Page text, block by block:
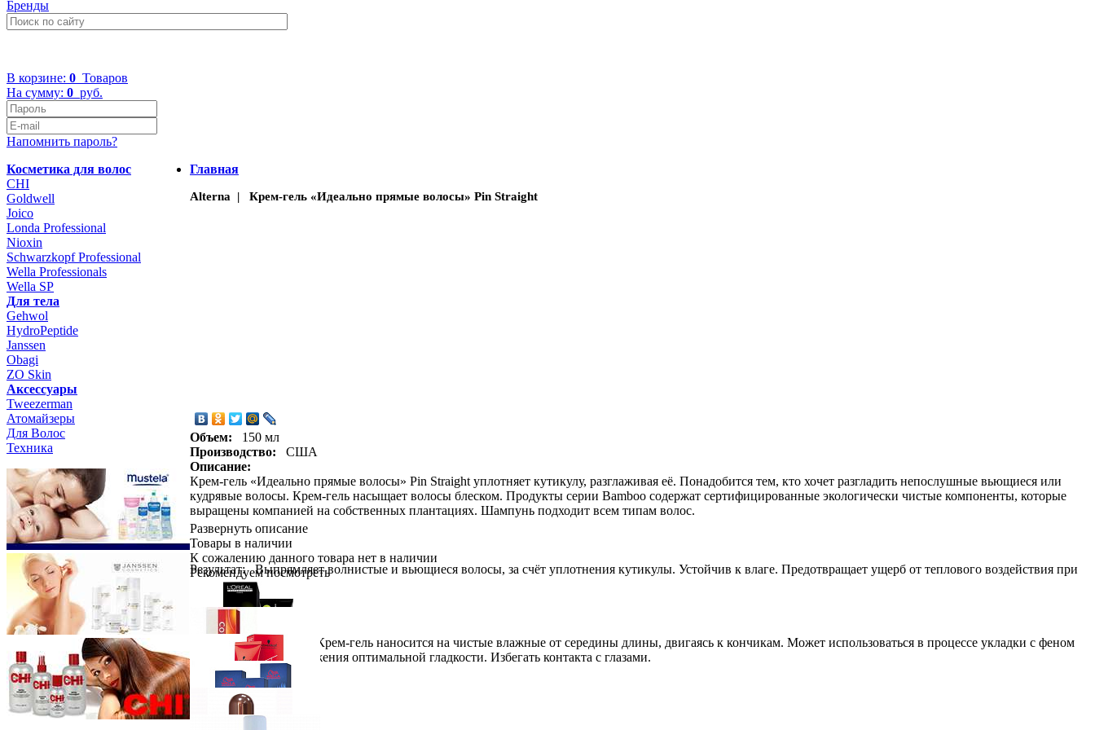
Бренды
В корзине: 0 Товаров
На сумму: 0 руб.
Напомнить пароль?
Косметика для волос
CHI
Goldwell
Joico
Londa Professional
Nioxin
Schwarzkopf Professional
Wella Professionals
Wella SP
Для тела
Gehwol
HydroPeptide
Janssen
Obagi
ZO Skin
Aксессуары
Tweezerman
Атомайзеры
Для Волос
Техника
Главная
Alterna | Крем-гель «Идеально прямые волосы» Pin Straight
Объем:
150 мл
Производство:
США
Описание:
Крем-гель «Идеально прямые волосы» Pin Straight уплотняет кутикулу, разглаживая её. Понадобится тем, кто хочет разгладить непослушные вьющиеся или
кудрявые волосы. Крем-гель насыщает волосы блеском. Продукты серии Bamboo содержат сертифицированные экологически чистые компоненты, которые
выращены компанией на собственных плантациях. Шампунь подходит всем типам волос.
Результат: Выпрямляет волнистые и вьющиеся волосы, за счёт уплотнения кутикулы. Устойчив к влаге. Предотвращает ущерб от теплового воздействия при
укладке.
Способ применения: Крем-гель наносится на чистые влажные от середины длины, двигаясь к кончикам. Может использоваться в процессе укладки с феном
или утюгом для достижения оптимальной гладкости. Избегать контакта с глазами.
Развернуть описание
Товары в наличии
К сожалению данного товара нет в наличии
Рекомендуем посмотреть
Loreal Professionnel